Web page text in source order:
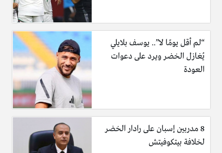
“لم أقل يومًا لا”.. يوسف بلايلي
يُغازل الخضر ويرد على دعوات
العودة
8 مدربين إسبان على رادار الخضر
لخلافة بيتكوفيتش